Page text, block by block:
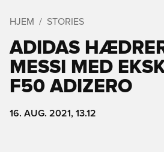
HJEM STORIES
ADIDAS
MESSI MED
F50 ADIZERO
16. AUG. 2021, 13.12